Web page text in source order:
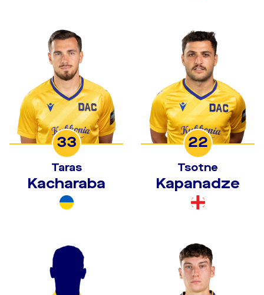
33
Taras
Kacharaba
22
Tsotne
Kapanadze